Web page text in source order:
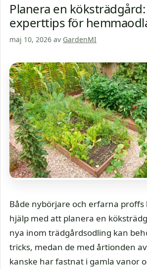
Planera en
experttips för
maj 10, 2026 av GardenMI
Både nybörjare och erfarna proffs
hjälp med att planera en
nya inom trädgårdsodling kan
tricks, medan de med årtionden
kanske har fastnat i gamla vanor